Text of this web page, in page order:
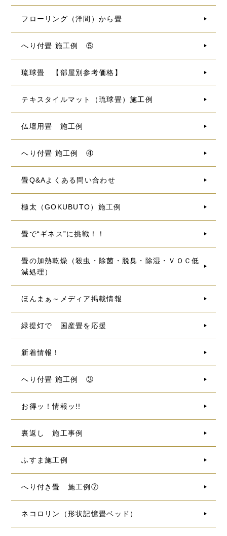
フローリング（洋間）から畳
へり付畳 施工例 ⑤
琉球畳 【部屋別参考価格】
テキスタイルマット（琉球畳）施工例
仏壇用畳 施工例
へり付畳 施工例 ④
畳Q&Aよくある問い合わせ
極太（GOKUBUTO）施工例
畳で“ギネス”に挑戦！！
畳の加熱乾燥（殺虫・除菌・脱臭・除湿・ＶＯＣ低
減処理）
ほんまぁ～メディア掲載情報
緑提灯で 国産畳を応援
新着情報！
へり付畳 施工例 ③
お得ッ！情報ッ!!
裏返し 施工事例
ふすま施工例
へり付き畳 施工例⑦
ネコロリン（形状記憶畳ベッド）